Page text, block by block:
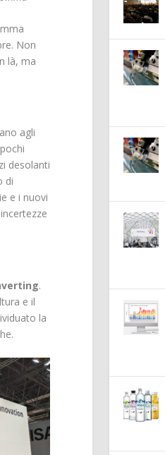
Non
là, ma
agli
desolanti
di
e i nuovi
.
e il
la